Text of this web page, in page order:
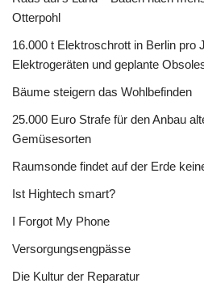
Otterpohl
16.000 t Elektroschrott in Berlin pro
Elektrogeräten und geplante
Bäume steigern das Wohlbefinden
25.000 Euro Strafe für den Anbau
Gemüsesorten
Raumsonde findet auf der Erde
Ist Hightech smart?
I Forgot My Phone
Versorgungsengpässe
Die Kultur der Reparatur